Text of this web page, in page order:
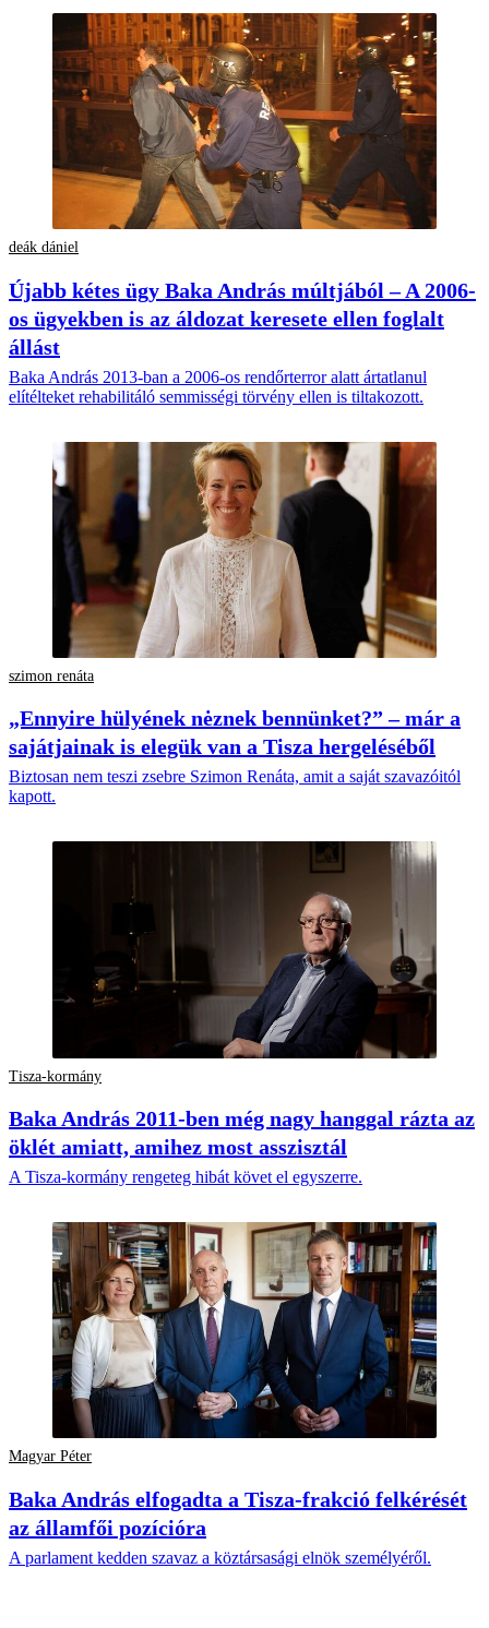
deák dániel
Újabb kétes ügy Baka András múltjából – A 2006-
os ügyekben is az áldozat keresete ellen foglalt
állást
Baka András 2013-ban a 2006-os rendőrterror alatt ártatlanul
elítélteket rehabilitáló semmisségi törvény ellen is tiltakozott.
szimon renáta
„Ennyire hülyének nėznek bennünket?” – már a
sajátjainak is elegük van a Tisza hergeléséből
Biztosan nem teszi zsebre Szimon Renáta, amit a saját szavazóitól
kapott.
Tisza-kormány
Baka András 2011-ben még nagy hanggal rázta az
öklét amiatt, amihez most asszisztál
A Tisza-kormány rengeteg hibát követ el egyszerre.
Magyar Péter
Baka András elfogadta a Tisza-frakció felkérését
az államfői pozícióra
A parlament kedden szavaz a köztársasági elnök személyéről.